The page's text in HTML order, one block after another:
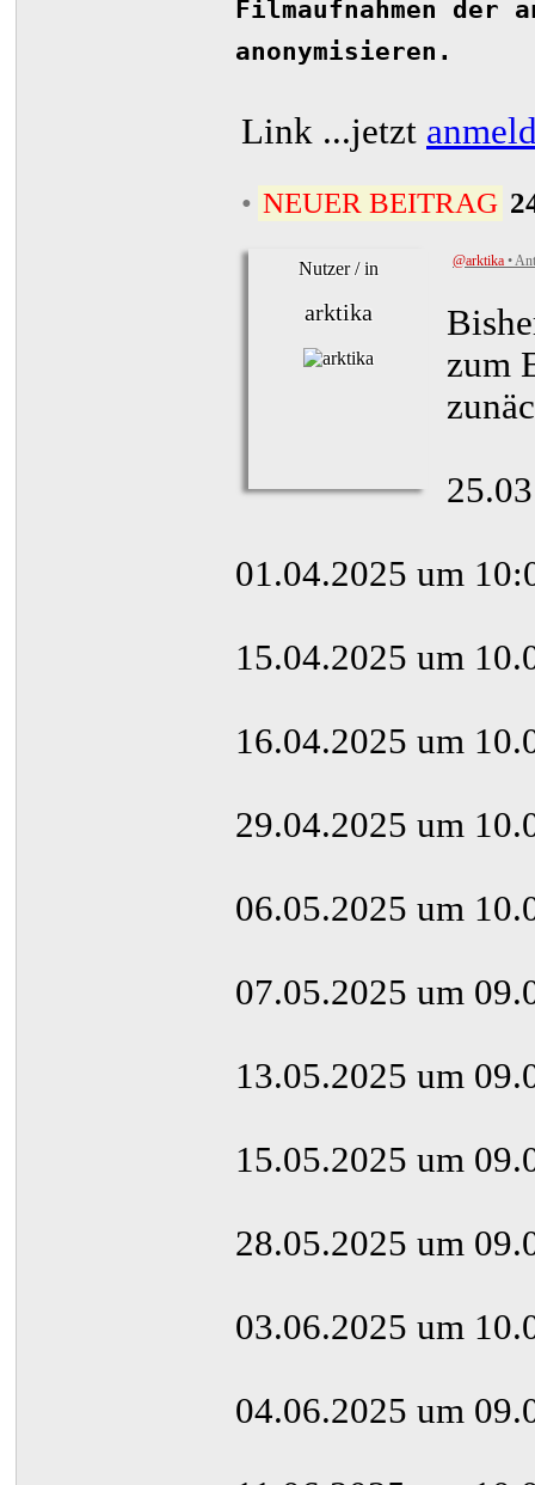
Filmaufnahmen der
anonymisieren.
Link ...jetzt
• NEUER BEITRAG
Nutzer / in
arktika
@arktika •
zum
01.04.2025 um
15.04.2025 um
16.04.2025 um
29.04.2025 um
06.05.2025 um
07.05.2025 um
13.05.2025 um
15.05.2025 um
28.05.2025 um
03.06.2025 um
04.06.2025 um